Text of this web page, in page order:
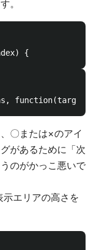
。
〇または×のアイ
があるために「次
のがかっこ悪いで
エリアの高さを